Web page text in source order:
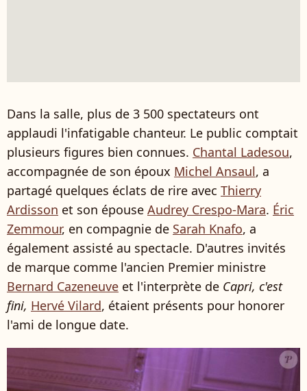
Dans la salle, plus de 3 500 spectateurs ont
applaudi l'infatigable chanteur. Le public comptait
plusieurs figures bien connues. Chantal Ladesou,
accompagnée de son époux Michel Ansaul, a
partagé quelques éclats de rire avec Thierry
Ardisson et son épouse Audrey Crespo-Mara. Éric
Zemmour, en compagnie de Sarah Knafo, a
également assisté au spectacle. D'autres invités
de marque comme l'ancien Premier ministre
Bernard Cazeneuve et l'interprète de Capri, c'est
fini, Hervé Vilard, étaient présents pour honorer
l'ami de longue date.